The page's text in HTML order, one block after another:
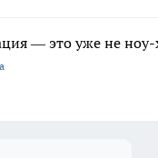
— это уже не ноу-